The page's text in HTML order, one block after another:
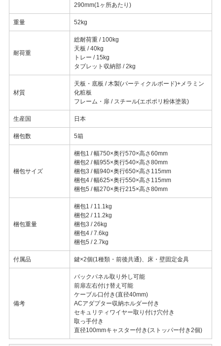
290mm(1ヶ所あたり)
重量 52kg
耐荷重
総耐荷重 / 100kg
天板 / 40kg
トレー / 15kg
タブレット収納部 / 2kg
材質
天板・底板 / 木製(パーティクルボード)+メラミン
化粧板
フレーム・扉 / スチール(エポポリ粉体塗装)
生産国 日本
梱包数 5箱
梱包サイズ
梱包1 / 幅750×奥行570×高さ60mm
梱包2 / 幅955×奥行540×高さ80mm
梱包3 / 幅940×奥行650×高さ115mm
梱包4 / 幅625×奥行550×高さ115mm
梱包5 / 幅270×奥行215×高さ80mm
梱包重量
梱包1 / 11.1kg
梱包2 / 11.2kg
梱包3 / 26kg
梱包4 / 7.6kg
梱包5 / 2.7kg
付属品 鍵×2個(1種類・前後共通)、床・壁固定金具
備考
バックパネル取り外し可能
前扉左右付け替え可能
ケーブル口付き(直径40mm)
ACアダプター収納ホルダー付き
セキュリティワイヤー取り付け穴付き
取っ手付き
直径100mmキャスター付き(ストッパー付き2個)